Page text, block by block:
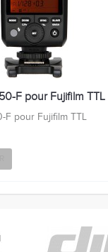
F pour Fujifilm TTL
F pour Fujifilm TTL